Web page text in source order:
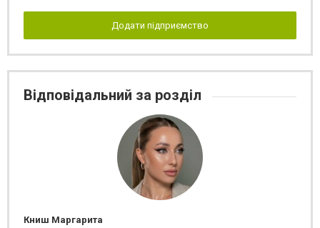
Додати підприємство
Відповідальний за розділ
Книш Маргарита